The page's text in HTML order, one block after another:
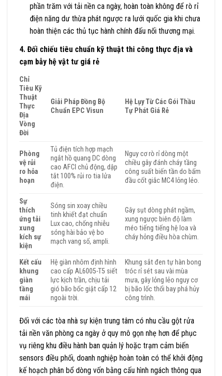
phần trăm với tải nền ca ngày, hoàn toàn không để rò rỉ
điện năng dư thừa phát ngược ra lưới quốc gia khi chưa
hoàn thiện các thủ tục hành chính đấu nối thương mại.
4. Đối chiếu tiêu chuẩn kỹ thuật thi công thực địa và
cạm bẫy hệ vật tư giá rẻ
Chỉ
Tiêu Kỹ
Thuật
Thực
Địa
Vòng
Đời
Giải Pháp Đồng Bộ
Chuẩn EPC Visun
Hệ Lụy Từ Các Gói Thầu
Tự Phát Giá Rẻ
Phòng
vệ rủi
ro hỏa
hoạn
Tủ điện tích hợp mạch
ngắt hồ quang DC dòng
cao AFCI chủ động, dập
tắt 100% rủi ro tia lửa
điện.
Nguy cơ rò rỉ dòng một
chiều gây đánh cháy tầng
công suất biến tần do bấm
đầu cốt giắc MC4 lỏng lẻo.
Sự
thích
ứng tải
xung
kích sự
kiện
Sóng sin xoay chiều
tinh khiết đạt chuẩn
Lux cao, chống nhiễu
sóng hài bảo vệ bo
mạch vang số, ampli.
Gây sụt dòng phát ngầm,
xung ngược biên độ làm
méo tiếng tiếng hệ loa và
cháy hỏng điều hòa chùm.
Kết cấu
khung
giàn
tầng
mái
Hệ giàn nhôm định hình
cao cấp AL6005-T5 siết
lực kịch trần, chịu tải
gió bão bốc giật cấp 12
ngoài trời.
Khung sắt đen tự hàn bong
tróc rỉ sét sau vài mùa
mưa, gây lỏng lẻo nguy cơ
bị bão lốc thổi bay phá hủy
công trình.
Đối với các tòa nhà sự kiện trung tâm có nhu cầu gột rửa
tải nền văn phòng ca ngày ở quy mô gọn nhẹ hơn để phục
vụ riêng khu điều hành ban quản lý hoặc trạm cảm biến
sensors điều phối, doanh nghiệp hoàn toàn có thể khởi động
kế hoạch phân bổ dòng vốn bằng cấu hình ngách thông qua